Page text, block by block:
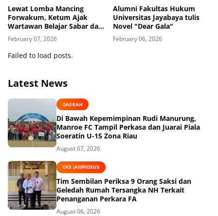
Lewat Lomba Mancing
Forwakum, Ketum Ajak
Wartawan Belajar Sabar dan
Fokus, Zamzam Siregar:
Mancing Ajarkan Kesabaran
dan Soliditas Wartawan
Hukum
February 07, 2026
Alumni Fakultas Hukum
Universitas Jayabaya tulis
Novel "Dear Gala"
February 06, 2026
Failed to load posts.
Latest News
DAERAH
Di Bawah Kepemimpinan Rudi Manurung,
Manroe FC Tampil Perkasa dan Juarai Piala
Soeratin U-15 Zona Riau
August 07, 2026
EKS JAMPIDSUS
Tim Sembilan Periksa 9 Orang Saksi dan
Geledah Rumah Tersangka NH Terkait
Penanganan Perkara FA
August 06, 2026